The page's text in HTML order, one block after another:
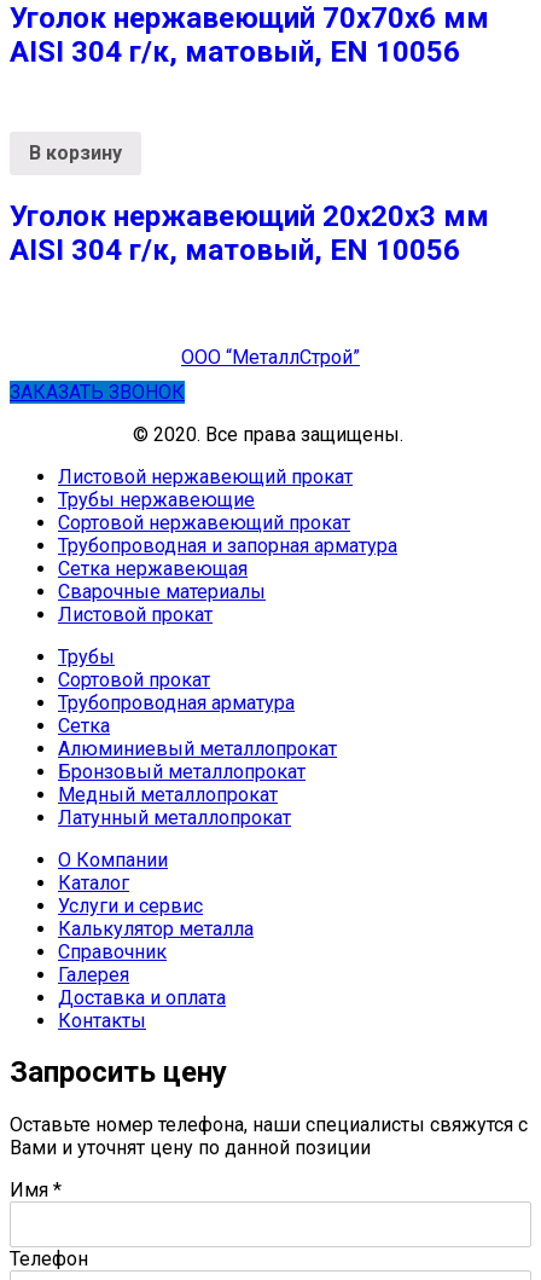
Уголок нержавеющий 70х70х6 мм
AISI 304 г/к, матовый, EN 10056
В корзину
Уголок нержавеющий 20х20х3 мм
AISI 304 г/к, матовый, EN 10056
ООО “МеталлСтрой”
ЗАКАЗАТЬ ЗВОНОК
© 2020. Все права защищены.
Листовой нержавеющий прокат
Трубы нержавеющие
Сортовой нержавеющий прокат
Трубопроводная и запорная арматура
Сетка нержавеющая
Сварочные материалы
Листовой прокат
Трубы
Сортовой прокат
Трубопроводная арматура
Сетка
Алюминиевый металлопрокат
Бронзовый металлопрокат
Медный металлопрокат
Латунный металлопрокат
О Компании
Каталог
Услуги и сервис
Калькулятор металла
Справочник
Галерея
Доставка и оплата
Контакты
Запросить цену
Оставьте номер телефона, наши специалисты свяжутся с
Вами и уточнят цену по данной позиции
Имя *
Телефон